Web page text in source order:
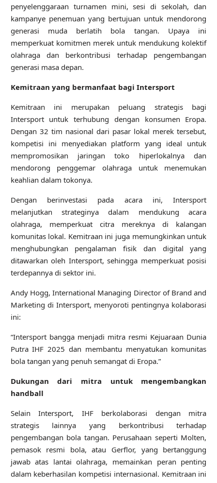
penyelenggaraan turnamen mini, sesi di sekolah, dan
kampanye penemuan yang bertujuan untuk mendorong
generasi muda berlatih bola tangan. Upaya ini
memperkuat komitmen merek untuk mendukung kolektif
olahraga dan berkontribusi terhadap pengembangan
generasi masa depan.
Kemitraan yang bermanfaat bagi Intersport
Kemitraan ini merupakan peluang strategis bagi
Intersport untuk terhubung dengan konsumen Eropa.
Dengan 32 tim nasional dari pasar lokal merek tersebut,
kompetisi ini menyediakan platform yang ideal untuk
mempromosikan jaringan toko hiperlokalnya dan
mendorong penggemar olahraga untuk menemukan
keahlian dalam tokonya.
Dengan berinvestasi pada acara ini, Intersport
melanjutkan strateginya dalam mendukung acara
olahraga, memperkuat citra mereknya di kalangan
komunitas lokal. Kemitraan ini juga memungkinkan untuk
menghubungkan pengalaman fisik dan digital yang
ditawarkan oleh Intersport, sehingga memperkuat posisi
terdepannya di sektor ini.
Andy Hogg, International Managing Director of Brand and
Marketing di Intersport, menyoroti pentingnya kolaborasi
ini:
“Intersport bangga menjadi mitra resmi Kejuaraan Dunia
Putra IHF 2025 dan membantu menyatukan komunitas
bola tangan yang penuh semangat di Eropa.”
Dukungan dari mitra untuk mengembangkan
handball
Selain Intersport, IHF berkolaborasi dengan mitra
strategis lainnya yang berkontribusi terhadap
pengembangan bola tangan. Perusahaan seperti Molten,
pemasok resmi bola, atau Gerflor, yang bertanggung
jawab atas lantai olahraga, memainkan peran penting
dalam keberhasilan kompetisi internasional. Kemitraan ini